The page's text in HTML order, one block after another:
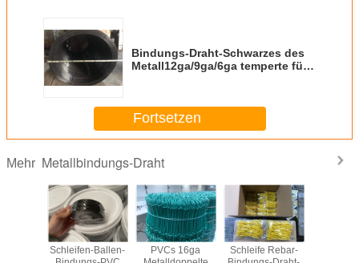
Bindungs-Draht-Schwarzes des
Metall12ga/9ga/6ga temperte für
Fortsetzen
Mehr Metallbindungs-Draht
Schleifen-Ballen-
PVCs 16ga
Schleife Rebar-